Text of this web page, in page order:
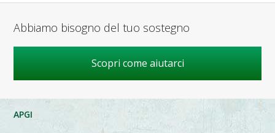
Abbiamo bisogno del tuo sostegno
Scopri come aiutarci
APGI